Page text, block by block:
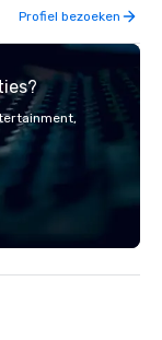
hyper-local,
Atlantic seafood, with
Jamie Lynch,
Cook, and Chef Adam
Tempest’s
single, double and
Profiel bezoeken